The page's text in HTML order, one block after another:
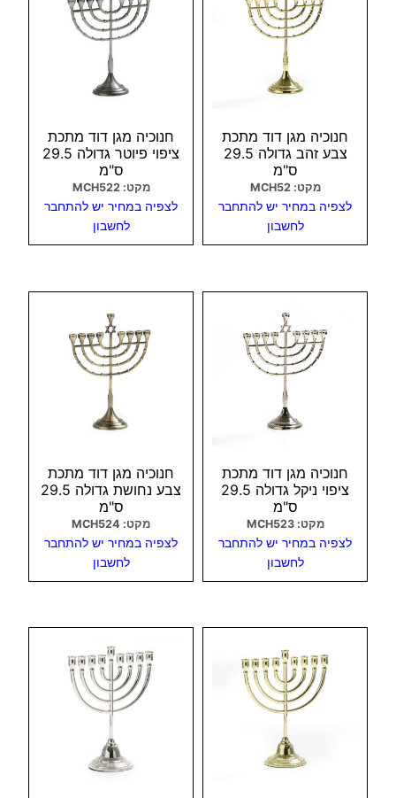
חנוכיה מגן דוד מתכת
צבע זהב גדולה 29.5
ס"מ
מקט: MCH52
לצפיה במחיר יש להתחבר
לחשבון
חנוכיה מגן דוד מתכת
ציפוי פיוטר גדולה 29.5
ס"מ
מקט: MCH522
לצפיה במחיר יש להתחבר
לחשבון
חנוכיה מגן דוד מתכת
ציפוי ניקל גדולה 29.5
ס"מ
מקט: MCH523
לצפיה במחיר יש להתחבר
לחשבון
חנוכיה מגן דוד מתכת
צבע נחושת גדולה 29.5
ס"מ
מקט: MCH524
לצפיה במחיר יש להתחבר
לחשבון